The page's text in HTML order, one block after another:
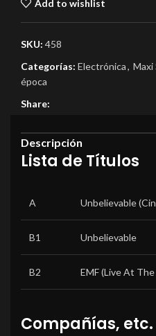
Add to wishlist
SKU: 458
Categorías: Electrónica, Maxi
época
Share:
Descripción
Lista de Títulos
A Unbelievable
B1 Unbelievable
B2 EMF (Live At
Compañías, etc.